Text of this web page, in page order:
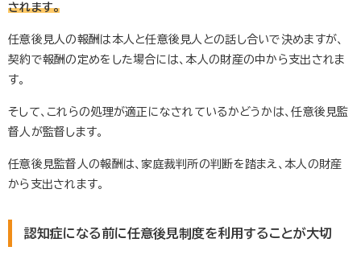
されます。
任意後見人の報酬は本人と任意後見人との話し合いで決めますが、
契約で報酬の定めをした場合には、本人の財産の中から支出されま
す。
そして、これらの処理が適正になされているかどうかは、任意後見監
督人が監督します。
任意後見監督人の報酬は、家庭裁判所の判断を踏まえ、本人の財産
から支出されます。
認知症になる前に任意後見制度を利用することが大切